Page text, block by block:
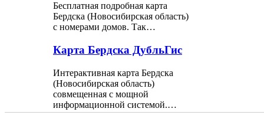
Бесплатная подробная карта
Бердска (Новосибирская область)
с номерами домов. Так…
Карта Бердска ДубльГис
Интерактивная карта Бердска
(Новосибирская область)
совмещенная с мощной
информационной системой.…